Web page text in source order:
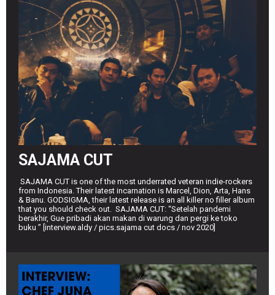
SAJAMA CUT
SAJAMA CUT is one of the most underrated veteran indie-rockers
from Indonesia. Their latest incarnation is Marcel, Dion, Arta, Hans
& Banu. GODSIGMA, their latest release is an all killer no filler album
that you should check out. SAJAMA CUT: “Setelah pandemi
berakhir, Gue pribadi akan makan di warung dan pergi ke toko
buku ” [interview.aldy / pics.sajama cut docs / nov 2020]